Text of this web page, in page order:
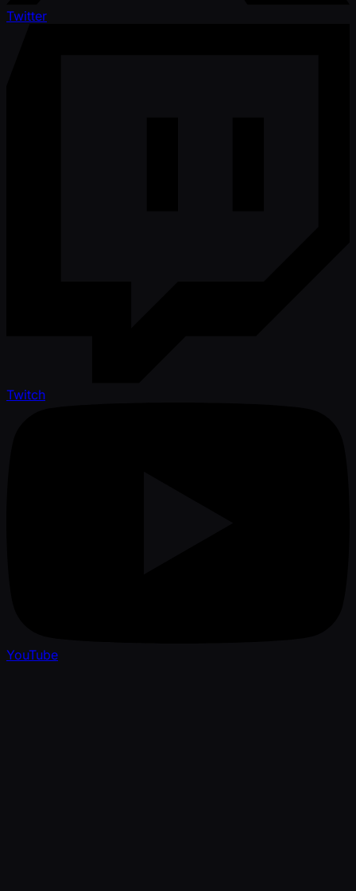
Twitter
Twitch
YouTube